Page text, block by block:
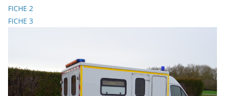
FICHE 2
FICHE 3